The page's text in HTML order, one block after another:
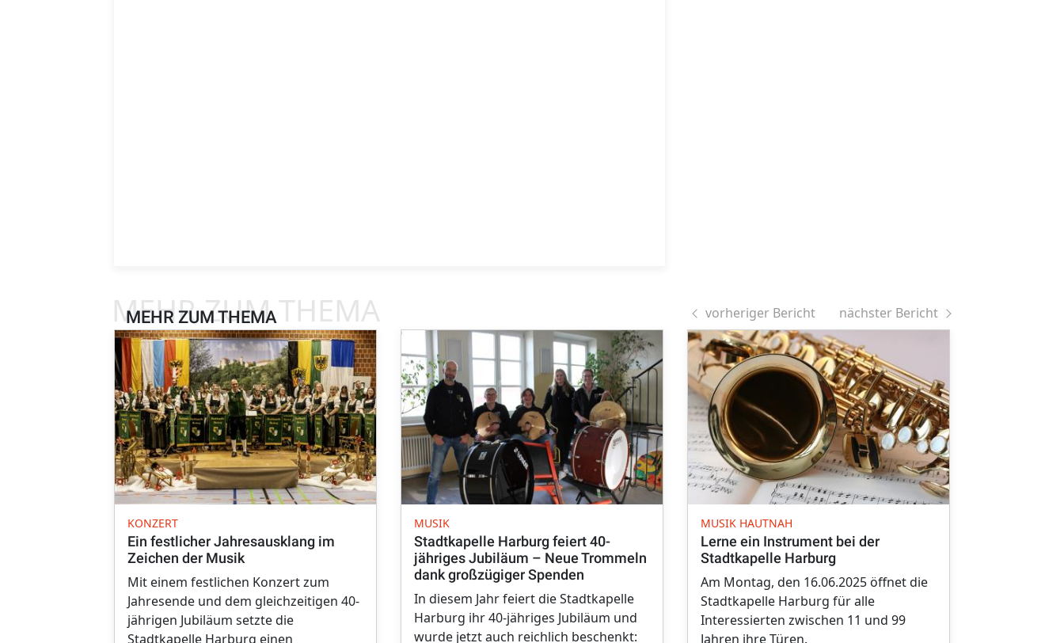
MEHR ZUM THEMA
MEHR ZUM THEMA vorheriger Bericht nächster Bericht
KONZERT
Ein festlicher Jahresausklang im
Zeichen der Musik
Mit einem festlichen Konzert zum
Jahresende und dem gleichzeitigen 40-
jährigen Jubiläum setzte die
Stadtkapelle Harburg einen
MUSIK
Stadtkapelle Harburg feiert 40-
jähriges Jubiläum – Neue Trommeln
dank großzügiger Spenden
In diesem Jahr feiert die Stadtkapelle
Harburg ihr 40-jähriges Jubiläum und
wurde jetzt auch reichlich beschenkt:
MUSIK HAUTNAH
Lerne ein Instrument bei der
Stadtkapelle Harburg
Am Montag, den 16.06.2025 öffnet die
Stadtkapelle Harburg für alle
Interessierten zwischen 11 und 99
Jahren ihre Türen.